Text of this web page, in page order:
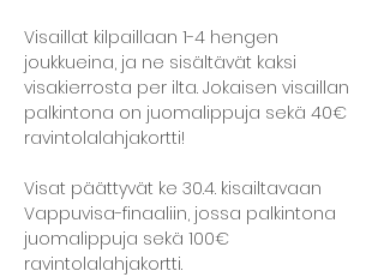
Visaillat kilpaillaan 1-4 hengen
joukkueina, ja ne sisältävät kaksi
visakierrosta per ilta. Jokaisen visaillan
palkintona on juomalippuja sekä 40€
ravintolalahjakortti!
Visat päättyvät ke 30.4. kisailtavaan
Vappuvisa-finaaliin, jossa palkintona
juomalippuja sekä 100€
ravintolalahjakortti.